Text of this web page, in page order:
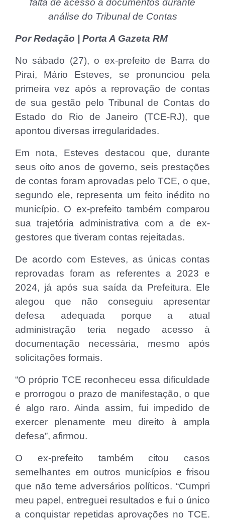
falta de acesso a documentos durante
análise do Tribunal de Contas
Por Redação | Porta A Gazeta RM
No sábado (27), o ex-prefeito de Barra do
Piraí, Mário Esteves, se pronunciou pela
primeira vez após a reprovação de contas
de sua gestão pelo Tribunal de Contas do
Estado do Rio de Janeiro (TCE-RJ), que
apontou diversas irregularidades.
Em nota, Esteves destacou que, durante
seus oito anos de governo, seis prestações
de contas foram aprovadas pelo TCE, o que,
segundo ele, representa um feito inédito no
município. O ex-prefeito também comparou
sua trajetória administrativa com a de ex-
gestores que tiveram contas rejeitadas.
De acordo com Esteves, as únicas contas
reprovadas foram as referentes a 2023 e
2024, já após sua saída da Prefeitura. Ele
alegou que não conseguiu apresentar
defesa adequada porque a atual
administração teria negado acesso à
documentação necessária, mesmo após
solicitações formais.
“O próprio TCE reconheceu essa dificuldade
e prorrogou o prazo de manifestação, o que
é algo raro. Ainda assim, fui impedido de
exercer plenamente meu direito à ampla
defesa”, afirmou.
O ex-prefeito também citou casos
semelhantes em outros municípios e frisou
que não teme adversários políticos. “Cumpri
meu papel, entreguei resultados e fui o único
a conquistar repetidas aprovações no TCE.